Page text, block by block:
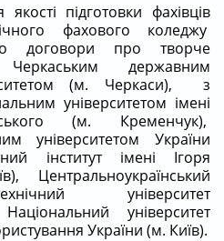
підготовки фахівців
фахового коледжу
договори про творче
державним
(м. Черкаси), з
університетом імені
(м. Кременчук),
університетом України
інститут імені Ігоря
Центральноукраїнський
університет
університет
України (м. Київ).